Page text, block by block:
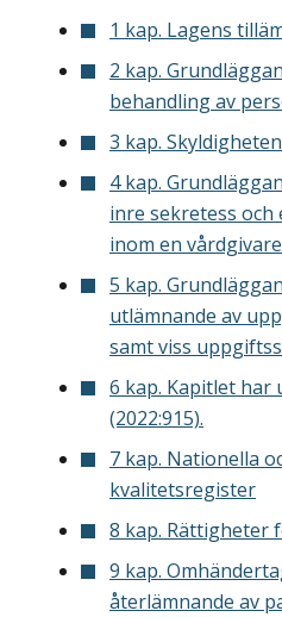
1 kap. Lagens
2 kap.
behandling av
3 kap.
4 kap.
inre sekretess
inom en
5 kap.
utlämnande av
samt viss
6 kap. Kapitlet har
(2022:915).
7 kap. Nationella
kvalitetsregister
8 kap. Rättigheter
9 kap.
återlämnande av